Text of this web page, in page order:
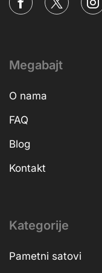
Megabajt
O nama
FAQ
Blog
Kontakt
Kategorije
Pametni satovi